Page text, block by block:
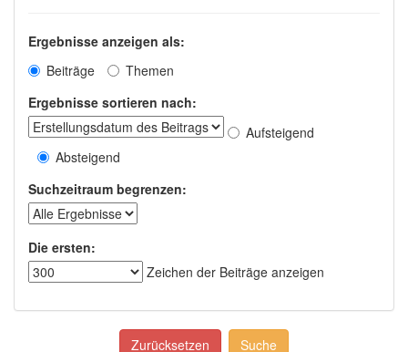
Ergebnisse anzeigen als:
Beiträge
Themen
Ergebnisse sortieren nach:
Aufsteigend
Absteigend
Suchzeitraum begrenzen:
Die ersten:
Zeichen der Beiträge anzeigen